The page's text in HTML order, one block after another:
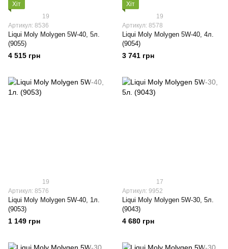
Хіт
19
Артикул: 8536
Liqui Moly Molygen 5W-40, 5л.
(9055)
4 515 грн
Хіт
19
Артикул: 8578
Liqui Moly Molygen 5W-40, 4л.
(9054)
3 741 грн
19
Артикул: 8576
Liqui Moly Molygen 5W-40, 1л.
(9053)
1 149 грн
17
Артикул: 9952
Liqui Moly Molygen 5W-30, 5л.
(9043)
4 680 грн